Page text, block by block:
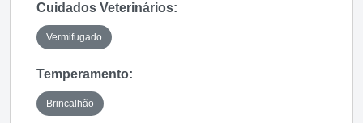
Cuidados Veterinários:
Vermifugado
Temperamento:
Brincalhão